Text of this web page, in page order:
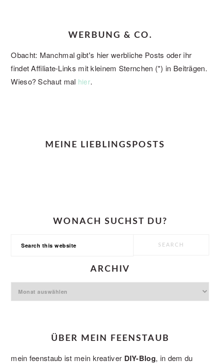
WERBUNG & CO.
Obacht: Manchmal gibt's hier werbliche Posts oder ihr
findet Affiliate-Links mit kleinem Sternchen (*) in Beiträgen.
Wieso? Schaut mal hier.
MEINE LIEBLINGSPOSTS
WONACH SUCHST DU?
ARCHIV
Archiv
ÜBER MEIN FEENSTAUB
mein feenstaub ist mein kreativer DIY-Blog, in dem du